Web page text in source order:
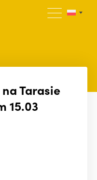
Tarasie
15.03